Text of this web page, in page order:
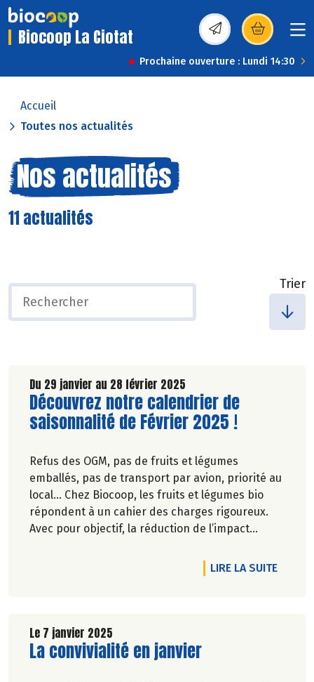
Biocoop La Ciotat (s’ouvre dans une
Prochaine ouverture : Lundi 14:30
Accueil
Toutes nos actualités
Nos actualités
11 actualités
Trier
Du 29 janvier au 28 février 2025
Lire la suite de l'article
Découvrez notre calendrier de
saisonnalité de Février 2025 !
Refus des OGM, pas de fruits et légumes
emballés, pas de transport par avion, priorité au
local… Chez Biocoop, les fruits et légumes bio
répondent à un cahier des charges rigoureux.
Avec pour objectif, la réduction de l’impact
l’environnement. Parce que manger des produits
de qualité rime avec respect de la saisonnalité,
Découvrez celui de Février 2025 !
LIRE LA SUITEDE
Le 7 janvier 2025
Lire la suite de l'article
La convivialité en janvier